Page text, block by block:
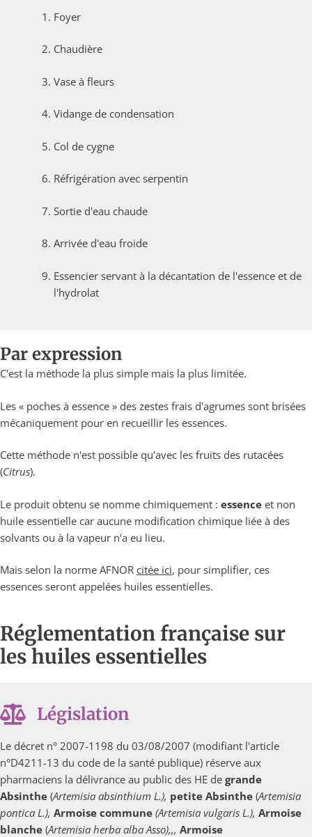
Foyer
Chaudière
Vase à fleurs
Vidange de condensation
Col de cygne
Réfrigération avec serpentin
Sortie d'eau chaude
Arrivée d'eau froide
Essencier servant à la décantation de l'essence et de
l'hydrolat
Par expression
C'est la méthode la plus simple mais la plus limitée.
Les « poches à essence » des zestes frais d'agrumes sont brisées
mécaniquement pour en recueillir les essences.
Cette méthode n'est possible qu'avec les fruits des rutacées
(Citrus).
Le produit obtenu se nomme chimiquement : essence et non
huile essentielle car aucune modification chimique liée à des
solvants ou à la vapeur n'a eu lieu.
Mais selon la norme AFNOR citée ici, pour simplifier, ces
essences seront appelées huiles essentielles.
Réglementation française sur
les huiles essentielles
Législation
Le décret n° 2007-1198 du 03/08/2007 (modifiant l'article
n°D4211-13 du code de la santé publique) réserve aux
pharmaciens la délivrance au public des HE de grande
Absinthe (Artemisia absinthium L.), petite Absinthe (Artemisia
pontica L.), Armoise commune (Artemisia vulgaris L.), Armoise
blanche (Artemisia herba alba Asso),,, Armoise